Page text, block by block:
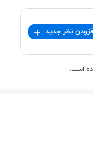
نظر جدید
است.